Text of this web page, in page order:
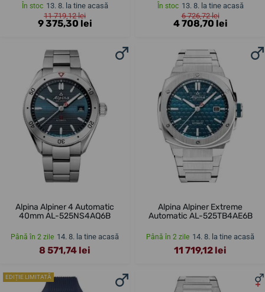
În stoc 13. 8. la tine acasă
11 719,12 lei
9 375,30 lei
În stoc 13. 8. la tine acasă
6 726,72 lei
4 708,70 lei
Alpina Alpiner 4 Automatic
40mm AL-525NS4AQ6B
Până în 2 zile 14. 8. la tine acasă
8 571,74 lei
Alpina Alpiner Extreme
Automatic AL-525TB4AE6B
Până în 2 zile 14. 8. la tine acasă
11 719,12 lei
EDIȚIE LIMITATĂ